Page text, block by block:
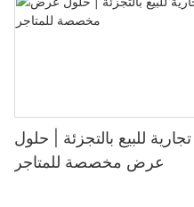
للبيع بالتجزئة | حلول
عرض مخصصة للمتاجر